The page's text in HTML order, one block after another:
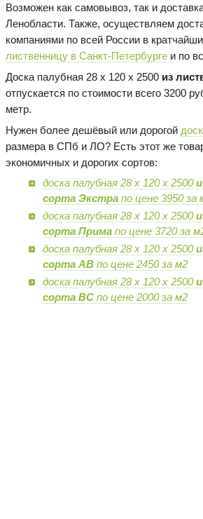
Возможен как самовывоз, так и
Ленобласти. Также, осуществляем
компаниями по всей России в
лиственницу в Санкт-Петербурге и по
Доска палубная 28 х 120 х 2500 из
отпускается по стоимости всего 3200
метр.
Нужен более дешёвый или дорогой
размера в СПб и ЛО? Есть этот же
экономичных и дорогих сортов:
доска палубная 28 х 120 х 2500
сорта Экстрапо цене 3950 за
доска палубная 28 х 120 х 2500
сорта Примапо цене 3720 за
доска палубная 28 х 120 х 2500
сорта ABпо цене 2450 за м2
доска палубная 28 х 120 х 2500
сорта BCпо цене 2000 за м2